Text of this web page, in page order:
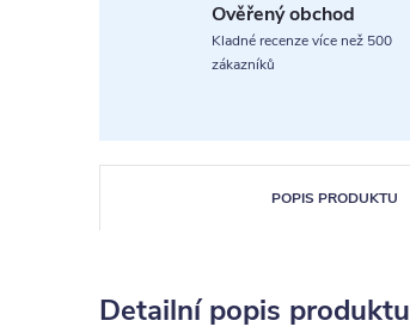
Ověřený obchod
Kladné recenze více než 500
zákazníků
POPIS PRODUKTU
Detailní popis produktu